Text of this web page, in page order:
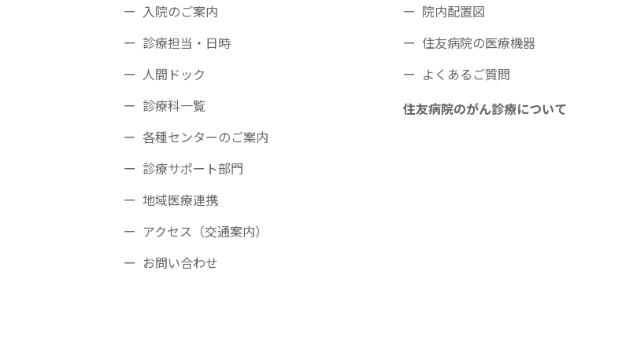
入院のご案内
診療担当・日時
人間ドック
診療科一覧
各種センターのご案内
診療サポート部門
地域医療連携
アクセス（交通案内）
お問い合わせ
院内配置図
住友病院の医療機器
よくあるご質問
住友病院のがん診療について